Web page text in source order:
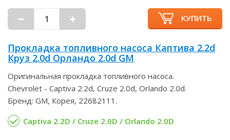
КУПИТЬ
Прокладка топливного насоса Каптива 2.2d
Круз 2.0d Орландо 2.0d GM
Оригинальная прокладка топливного насоса.
Chevrolet - Captiva 2.2d, Cruze 2.0d, Orlando 2.0d.
Бренд: GM, Корея, 22682111.
Captiva 2.2D / Cruze 2.0D / Orlando 2.0D